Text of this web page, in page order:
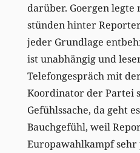
darüber. Goergen legte
stünden hinter
jeder Grundlage
ist unabhängig und
Telefongespräch mit
Koordinator der Partei
Gefühlssache, da geht
Bauchgefühl, weil
Europawahlkampf